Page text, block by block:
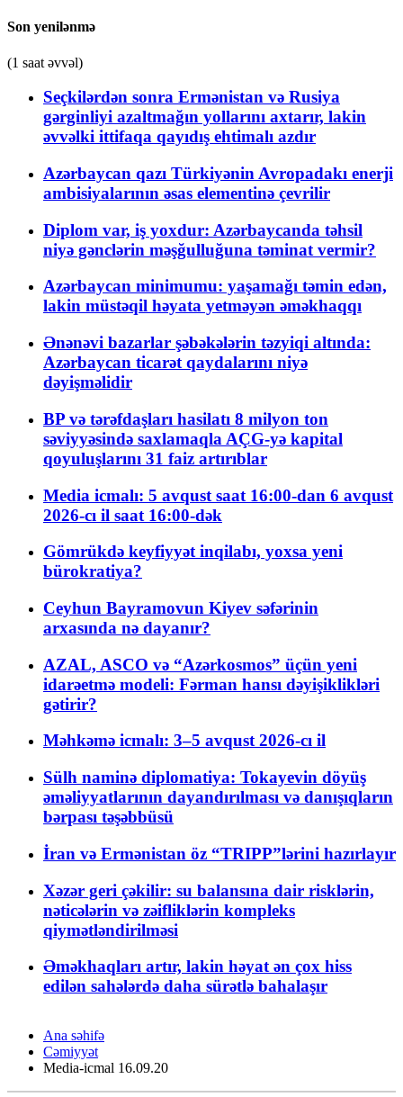
Son yenilənmə
(1 saat əvvəl)
Seçkilərdən sonra Ermənistan və Rusiya
gərginliyi azaltmağın yollarını axtarır, lakin
əvvəlki ittifaqa qayıdış ehtimalı azdır
Azərbaycan qazı Türkiyənin Avropadakı enerji
ambisiyalarının əsas elementinə çevrilir
Diplom var, iş yoxdur: Azərbaycanda təhsil
niyə gənclərin məşğulluğuna təminat vermir?
Azərbaycan minimumu: yaşamağı təmin edən,
lakin müstəqil həyata yetməyən əməkhaqqı
Ənənəvi bazarlar şəbəkələrin təzyiqi altında:
Azərbaycan ticarət qaydalarını niyə
dəyişməlidir
BP və tərəfdaşları hasilatı 8 milyon ton
səviyyəsində saxlamaqla AÇG-yə kapital
qoyuluşlarını 31 faiz artırıblar
Media icmalı: 5 avqust saat 16:00-dan 6 avqust
2026-cı il saat 16:00-dək
Gömrükdə keyfiyyət inqilabı, yoxsa yeni
bürokratiya?
Ceyhun Bayramovun Kiyev səfərinin
arxasında nə dayanır?
AZAL, ASCO və “Azərkosmos” üçün yeni
idarəetmə modeli: Fərman hansı dəyişiklikləri
gətirir?
Məhkəmə icmalı: 3–5 avqust 2026-cı il
Sülh naminə diplomatiya: Tokayevin döyüş
əməliyyatlarının dayandırılması və danışıqların
bərpası təşəbbüsü
İran və Ermənistan öz “TRIPP”lərini hazırlayır
Xəzər geri çəkilir: su balansına dair risklərin,
nəticələrin və zəifliklərin kompleks
qiymətləndirilməsi
Əməkhaqları artır, lakin həyat ən çox hiss
edilən sahələrdə daha sürətlə bahalaşır
Ana səhifə
Cəmiyyət
Media-icmal 16.09.20